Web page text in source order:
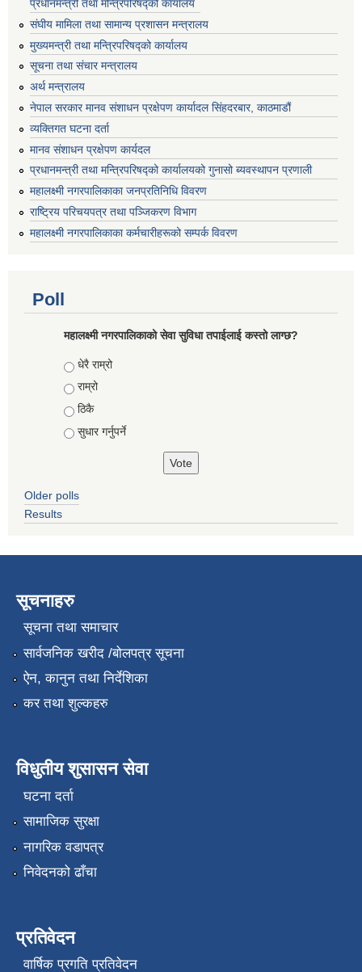
प्रधानमन्त्री तथा मन्त्रिपरिषद्को कार्यालय
संघीय मामिला तथा सामान्य प्रशासन मन्त्रालय
मुख्यमन्त्री तथा मन्त्रिपरिषद्को कार्यालय
सूचना तथा संचार मन्त्रालय
अर्थ मन्त्रालय
नेपाल सरकार मानव संशाधन प्रक्षेपण कार्यादल सिंहदरबार, काठमाडौं
व्यक्तिगत घटना दर्ता
मानव संशाधन प्रक्षेपण कार्यदल
प्रधानमन्त्री तथा मन्त्रिपरिषद्को कार्यालयको गुनासो ब्यवस्थापन प्रणाली
महालक्ष्मी नगरपालिकाका जनप्रतिनिधि विवरण
राष्ट्रिय परिचयपत्र तथा पञ्जिकरण विभाग
महालक्ष्मी नगरपालिकाका कर्मचारीहरूको सम्पर्क विवरण
Poll
महालक्ष्मी नगरपालिकाको सेवा सुविधा तपाईलाई कस्तो लाग्छ?
Choices
धेरै राम्रो
राम्रो
ठिकै
सुधार गर्नुपर्ने
Older polls
Results
सूचनाहरु
सूचना तथा समाचार
सार्वजनिक खरीद /बोलपत्र सूचना
ऐन, कानुन तथा निर्देशिका
कर तथा शुल्कहरु
विधुतीय शुसासन सेवा
घटना दर्ता
सामाजिक सुरक्षा
नागरिक वडापत्र
निवेदनको ढाँचा
प्रतिवेदन
वार्षिक प्रगति प्रतिवेदन